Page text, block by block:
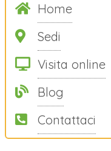
Home
Sedi
Visita online
Blog
Contattaci